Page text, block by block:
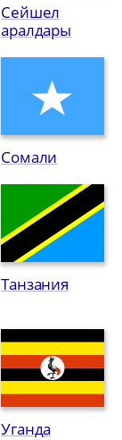
Сейшел
аралдары
Сомали
Танзания
Уганда